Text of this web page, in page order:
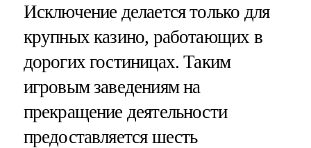
Исключение делается только для
крупных казино, работающих в
дорогих гостиницах. Таким
игровым заведениям на
прекращение деятельности
предоставляется шесть